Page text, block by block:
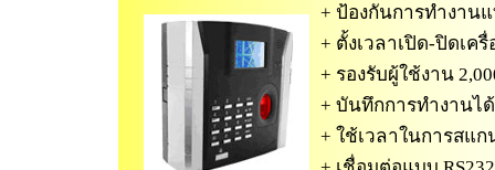
+ ป้องกันการทำงาน
+ ตั้งเวลาเปิด-ปิดเค
+ รองรับผู้ใช้งาน
+ บันทึกการทำงานได้
+ ใช้เวลาในการสแก